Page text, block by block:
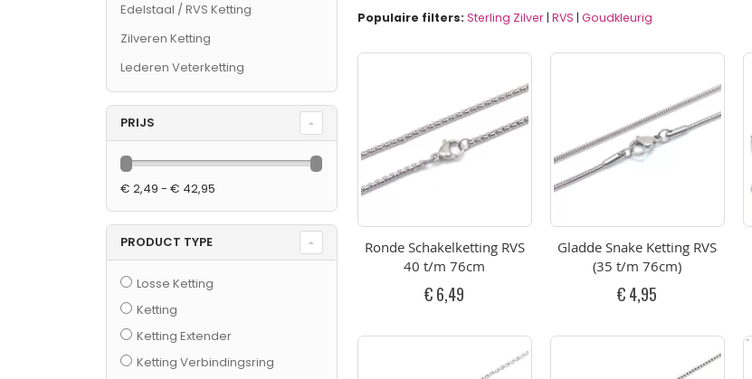
Populaire filters: Sterling Zilver| RVS | Goudkleurig
Tonen
Ronde Schakelketting RVS
40 t/m 76cm
€ 6,49
Gladde Snake Ketting RVS
(35 t/m 76cm)
€ 4,95
Edelstaal / RVS Ketting
Zilveren Ketting
Lederen Veterketting
PRIJS
€ 2,49 - € 42,95
PRODUCT TYPE
Losse Ketting
Ketting
Ketting Extender
Ketting Verbindingsring